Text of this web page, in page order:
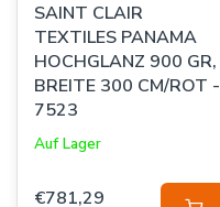
SAINT CLAIR
TEXTILES PANAMA
HOCHGLANZ 900 GR,
BREITE 300 CM/ROT -
7523
Auf Lager
€781,29